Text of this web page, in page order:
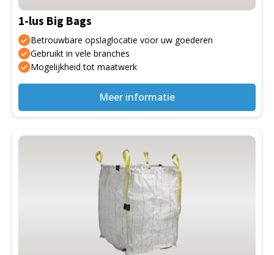
1-lus Big Bags
Betrouwbare opslaglocatie voor uw goederen
Gebruikt in vele branches
Mogelijkheid tot maatwerk
Meer informatie
gekozen
worden
op
de
productpagina
Dit